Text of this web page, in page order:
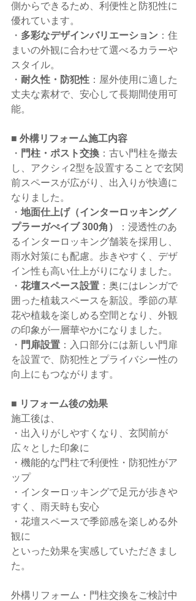
側からできるため、利便性と防犯性に
優れています。
・ 多彩なデザインバリエーション ：住
まいの外観に合わせて選べるカラーや
スタイル。
・ 耐久性・防犯性 ：屋外使用に適した
丈夫な素材で、安心して長期間使用可
能。
■ 外構リフォーム施工内容
・ 門柱・ポスト交換 ：古い門柱を撤去
し、アクシィ2型を設置することで玄関
前スペースが広がり、出入りが快適に
なりました。
・ 地面仕上げ（インターロッキング／
プラーガぺイブ 300角）
：浸透性のあ
るインターロッキング舗装を採用し、
雨水対策にも配慮。歩きやすく、デザ
イン性も高い仕上がりになりました。
・ 花壇スペース設置 ：奥にはレンガで
囲った植栽スペースを新設。季節の草
花や植栽を楽しめる空間となり、外観
の印象が一層華やかになりました。
・ 門扉設置 ：入口部分には新しい門扉
を設置で、防犯性とプライバシー性の
向上にもつながります。
■ リフォーム後の効果
施工後は、
・出入りがしやすくなり、玄関前が
広々とした印象に
・機能的な門柱で利便性・防犯性がア
ップ
・インターロッキングで足元が歩きや
すく、雨天時も安心
・花壇スペースで季節感を楽しめる外
観に
といった効果を実感していただきまし
た。
外構リフォーム・門柱交換をご検討中